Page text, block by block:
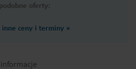
podobne oferty:
inne ceny i terminy »
informacje